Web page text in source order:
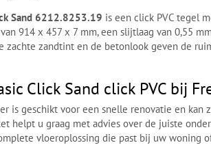
Sand 6212.8253.19 is een click PVC tegel
914 x 457 x 7 mm, een slijtlaag van 0,55
zachte zandtint en de betonlook geven de
Click Sand click PVC bij
is geschikt voor een snelle renovatie en
helpt u graag met advies over de juiste
vloeroplossing die past bij uw woning